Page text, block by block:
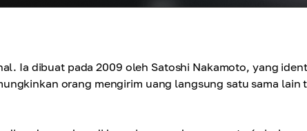
Ia dibuat pada 2009 oleh Satoshi Nakamoto, yang
orang mengirim uang langsung satu sama lain